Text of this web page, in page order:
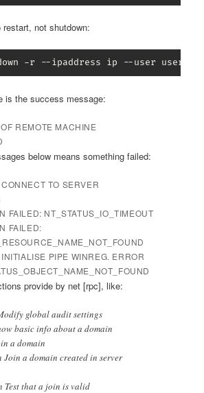
not shutdown:
-r --ipaddress ip --user
is the success message:
REMOTE MACHINE
below means something failed:
TO SERVER
FAILED: NT_STATUS_IO_TIMEOUT
FAILED:
PIPE WINREG. ERROR
provide by net [rpc], like:
global audit settings
basic info about a domain
a domain
a domain created in server
Test that a join is valid